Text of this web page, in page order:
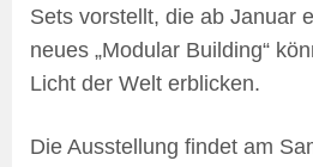
Sets vorstellt, die ab Januar
neues „Modular Building“
Licht der Welt erblicken.
Die Ausstellung findet am